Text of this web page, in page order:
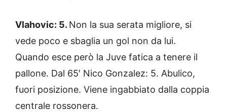
Vlahovic: 5. Non la sua serata migliore, si
vede poco e sbaglia un gol non da lui.
Quando esce però la Juve fatica a tenere il
pallone. Dal 65′ Nico Gonzalez: 5. Abulico,
fuori posizione. Viene ingabbiato dalla coppia
centrale rossonera.